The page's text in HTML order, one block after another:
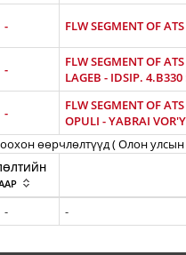
- FLW SEGMENT OF
-
FLW SEGMENT OF
LAGEB - IDSIP.
-
FLW SEGMENT OF
OPULI - YABRAI
өөрчлөлтүүд ( Олон улсын
- -